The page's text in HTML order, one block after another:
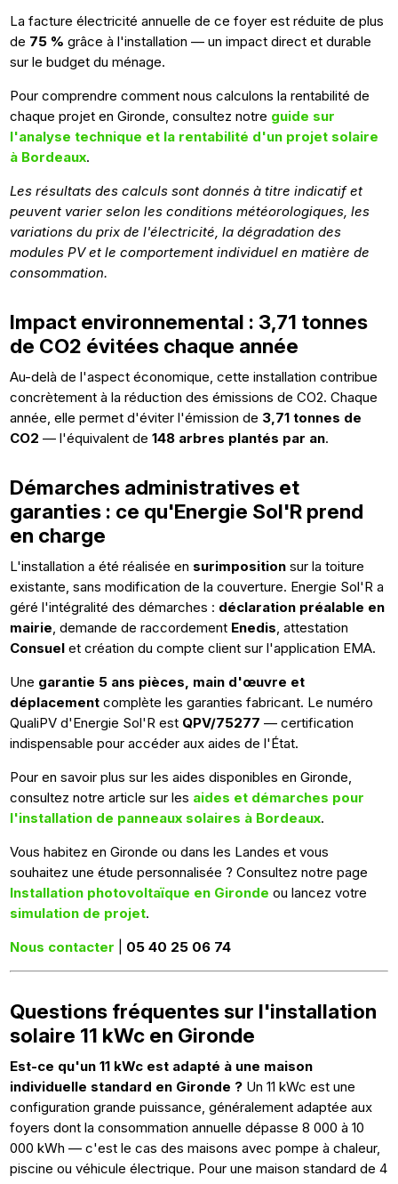
La facture électricité annuelle de ce foyer est réduite de plus
de 75 % grâce à l'installation — un impact direct et durable
sur le budget du ménage.
Pour comprendre comment nous calculons la rentabilité de
chaque projet en Gironde, consultez notre guide sur
l'analyse technique et la rentabilité d'un projet solaire
à Bordeaux.
Les résultats des calculs sont donnés à titre indicatif et
peuvent varier selon les conditions météorologiques, les
variations du prix de l'électricité, la dégradation des
modules PV et le comportement individuel en matière de
consommation.
Impact environnemental : 3,71 tonnes
de CO2 évitées chaque année
Au-delà de l'aspect économique, cette installation contribue
concrètement à la réduction des émissions de CO2. Chaque
année, elle permet d'éviter l'émission de 3,71 tonnes de
CO2 — l'équivalent de148 arbres plantés par an.
Démarches administratives et
garanties : ce qu'Energie Sol'R prend
en charge
L'installation a été réalisée en surimposition sur la toiture
existante, sans modification de la couverture. Energie Sol'R a
géré l'intégralité des démarches : déclaration préalable en
mairie, demande de raccordement Enedis, attestation
Consuel et création du compte client sur l'application EMA.
Une garantie 5 ans pièces, main d'œuvre et
déplacement complète les garanties fabricant. Le numéro
QualiPV d'Energie Sol'R est QPV/75277 — certification
indispensable pour accéder aux aides de l'État.
Pour en savoir plus sur les aides disponibles en Gironde,
consultez notre article sur les aides et démarches pour
l'installation de panneaux solaires à Bordeaux.
Vous habitez en Gironde ou dans les Landes et vous
souhaitez une étude personnalisée ? Consultez notre page
Installation photovoltaïque en Gironde ou lancez votre
simulation de projet.
Nous contacter
05 40 25 06 74
Questions fréquentes sur l'installation
solaire 11 kWc en Gironde
Est-ce qu'un 11 kWc est adapté à une maison
individuelle standard en Gironde ? Un 11 kWc est une
configuration grande puissance, généralement adaptée aux
foyers dont la consommation annuelle dépasse 8 000 à 10
000 kWh — c'est le cas des maisons avec pompe à chaleur,
piscine ou véhicule électrique. Pour une maison standard de 4